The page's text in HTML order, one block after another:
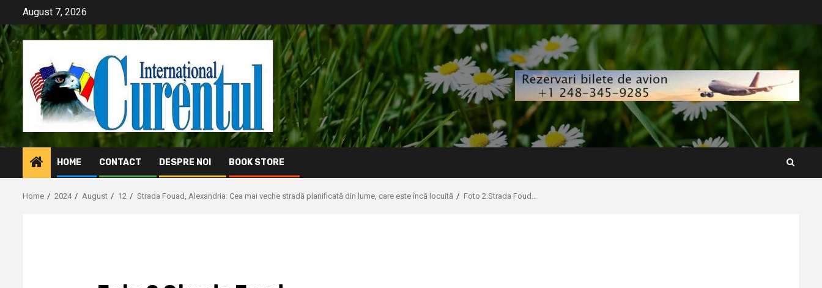
content
August 7, 2026
HOME CONTACT DESPRE NOI BOOK STORE
Home 2024 August 12 Strada Fouad, Alexandria: Cea mai veche stradă planificată din lume, care este încă locuită Foto 2.Strada Foud…